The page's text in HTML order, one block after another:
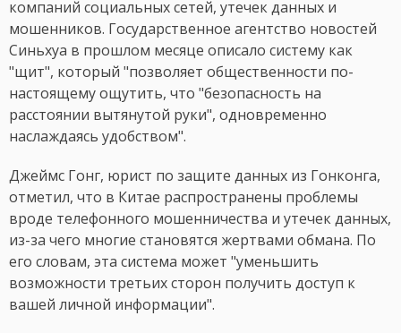
компаний социальных сетей, утечек данных и
мошенников. Государственное агентство новостей
Синьхуа в прошлом месяце описало систему как
"щит", который "позволяет общественности по-
настоящему ощутить, что "безопасность на
расстоянии вытянутой руки", одновременно
наслаждаясь удобством".
Джеймс Гонг, юрист по защите данных из Гонконга,
отметил, что в Китае распространены проблемы
вроде телефонного мошенничества и утечек данных,
из-за чего многие становятся жертвами обмана. По
его словам, эта система может "уменьшить
возможности третьих сторон получить доступ к
вашей личной информации".